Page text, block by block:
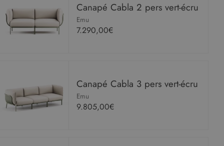
Canapé Cabla 2 pers vert-écru
Emu
7.290,00€
Canapé Cabla 3 pers vert-écru
Emu
9.805,00€